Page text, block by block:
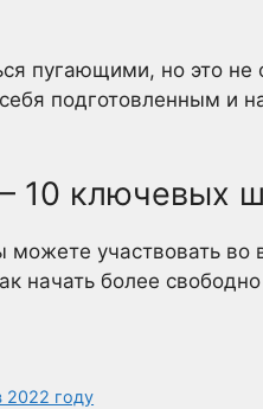
пугающими, но это не
подготовленным и
10 ключевых
участвовать во
начать более
2022 году